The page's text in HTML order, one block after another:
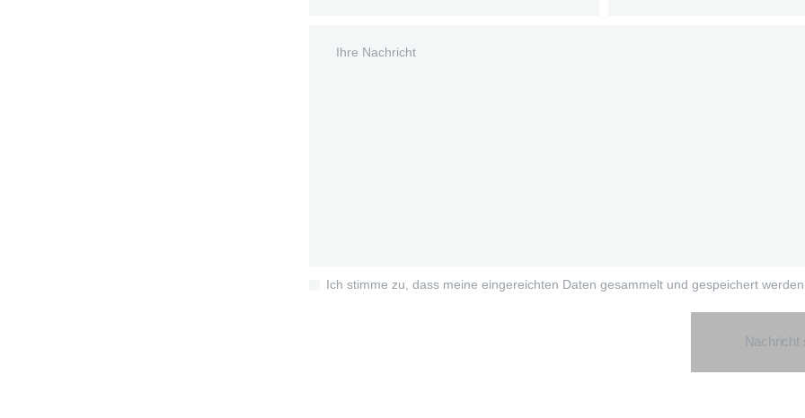
Ich stimme zu, dass meine eingereichten Daten gesammelt und gespeichert
Nachricht